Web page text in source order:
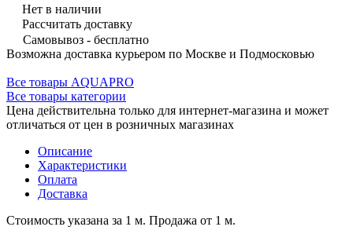
Нет в наличии
Рассчитать доставку
Самовывоз - бесплатно
Возможна доставка курьером по Москве и Подмосковью
Все товары AQUAPRO
Все товары категории
Цена действительна только для интернет-магазина и может
отличаться от цен в розничных магазинах
Описание
Характеристики
Оплата
Доставка
Стоимость указана за 1 м. Продажа от 1 м.